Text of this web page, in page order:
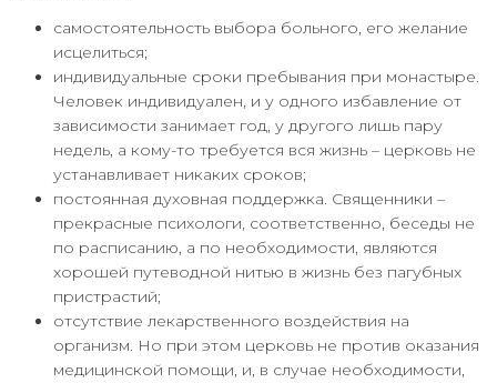
самостоятельность выбора больного, его желание
исцелиться;
индивидуальные сроки пребывания при монастыре.
Человек индивидуален, и у одного избавление от
зависимости занимает год, у другого лишь пару
недель, а кому-то требуется вся жизнь – церковь не
устанавливает никаких сроков;
постоянная духовная поддержка. Священники –
прекрасные психологи, соответственно, беседы не
по расписанию, а по необходимости, являются
хорошей путеводной нитью в жизнь без пагубных
пристрастий;
отсутствие лекарственного воздействия на
организм. Но при этом церковь не против оказания
медицинской помощи, и, в случае необходимости,